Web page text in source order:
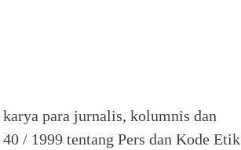
para jurnalis, kolumnis dan
/ 1999 tentang Pers dan Kode Etik